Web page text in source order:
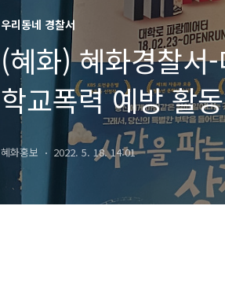
우리동네 경찰서
(혜화) 혜화경찰서
학교폭력 예방 활
혜화홍보 2022. 5. 18. 14:01